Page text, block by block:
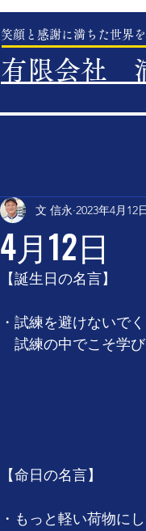
笑顔と感謝に満ちた世界を
有限会社
4月12日
文 信永 2023年4月12
【誕生日の名言】
・試練を避けないでく
試練の中でこそ学び
ハービー・
アメリ
【命日の名言】
・もっと軽い荷物に